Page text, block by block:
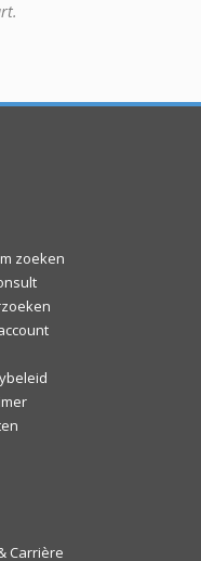
zoeken
Carrière